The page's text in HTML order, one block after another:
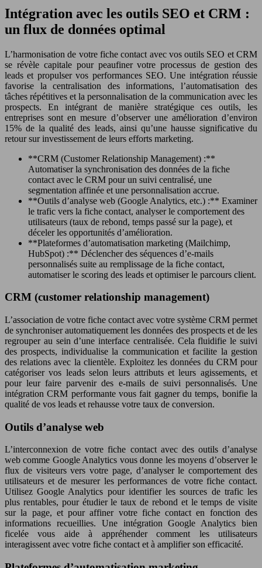
Intégration avec les outils SEO et CRM :
un flux de données optimal
L’harmonisation de votre fiche contact avec vos outils SEO et CRM
se révèle capitale pour peaufiner votre processus de gestion des
leads et propulser vos performances SEO. Une intégration réussie
favorise la centralisation des informations, l’automatisation des
tâches répétitives et la personnalisation de la communication avec les
prospects. En intégrant de manière stratégique ces outils, les
entreprises sont en mesure d’observer une amélioration d’environ
15% de la qualité des leads, ainsi qu’une hausse significative du
retour sur investissement de leurs efforts marketing.
**CRM (Customer Relationship Management) :**
Automatiser la synchronisation des données de la fiche
contact avec le CRM pour un suivi centralisé, une
segmentation affinée et une personnalisation accrue.
**Outils d’analyse web (Google Analytics, etc.) :** Examiner
le trafic vers la fiche contact, analyser le comportement des
utilisateurs (taux de rebond, temps passé sur la page), et
déceler les opportunités d’amélioration.
**Plateformes d’automatisation marketing (Mailchimp,
HubSpot) :** Déclencher des séquences d’e-mails
personnalisés suite au remplissage de la fiche contact,
automatiser le scoring des leads et optimiser le parcours client.
CRM (customer relationship management)
L’association de votre fiche contact avec votre système CRM permet
de synchroniser automatiquement les données des prospects et de les
regrouper au sein d’une interface centralisée. Cela fluidifie le suivi
des prospects, individualise la communication et facilite la gestion
des relations avec la clientèle. Exploitez les données du CRM pour
catégoriser vos leads selon leurs attributs et leurs agissements, et
pour leur faire parvenir des e-mails de suivi personnalisés. Une
intégration CRM performante vous fait gagner du temps, bonifie la
qualité de vos leads et rehausse votre taux de conversion.
Outils d’analyse web
L’interconnexion de votre fiche contact avec des outils d’analyse
web comme Google Analytics vous donne les moyens d’observer le
flux de visiteurs vers votre page, d’analyser le comportement des
utilisateurs et de mesurer les performances de votre fiche contact.
Utilisez Google Analytics pour identifier les sources de trafic les
plus rentables, pour étudier le taux de rebond et le temps de visite
sur la page, et pour affiner votre fiche contact en fonction des
informations recueillies. Une intégration Google Analytics bien
ficelée vous aide à appréhender comment les utilisateurs
interagissent avec votre fiche contact et à amplifier son efficacité.